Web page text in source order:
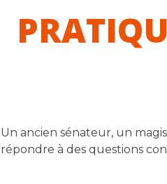
Un ancien sénateur, un
répondre à des questions